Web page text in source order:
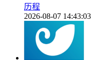
历程
2026-08-07 14:43:03